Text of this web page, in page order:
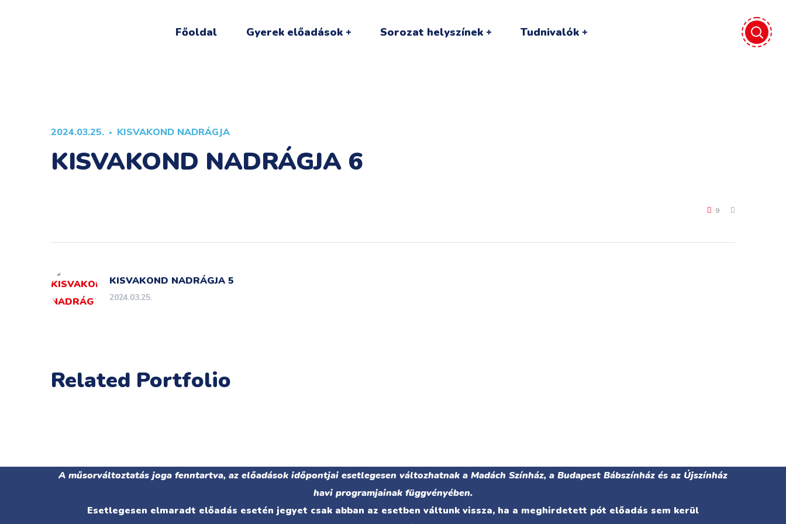
Főoldal Gyerek előadások Sorozat helyszínek Tudnivalók
2024.03.25. KISVAKOND NADRÁGJA
KISVAKOND NADRÁGJA 6
9
KISVAKOND NADRÁGJA 5
2024.03.25.
Related Portfolio
A műsorváltoztatás joga fenntartva, az előadások időpontjai esetlegesen változhatnak a Madách Színház, a Budapest Bábszínház és az Újszínház
havi programjainak függvényében.
Esetlegesen elmaradt előadás esetén jegyet csak abban az esetben váltunk vissza, ha a meghirdetett pót előadás sem kerül